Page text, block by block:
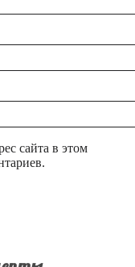
сайта в этом